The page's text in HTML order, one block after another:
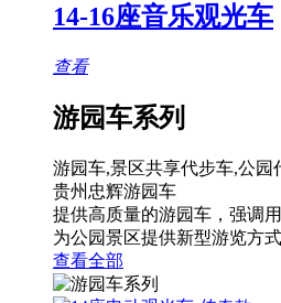
14-16座音乐观光车
查看
游园车系列
游园车,景区共享代步车,公园
贵州忠辉游园车
提供高质量的游园车，强调
为公园景区提供新型游览方式
查看全部